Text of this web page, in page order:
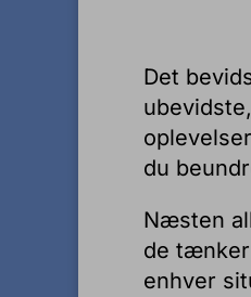
Det
du
Næsten
de tænker
enhver